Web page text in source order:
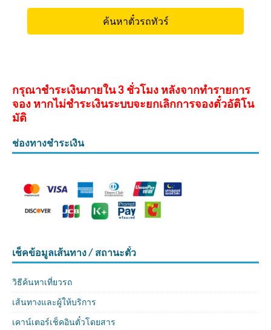
กรุณาชำระเงินภายใน 3 ชั่วโมง หลังจากทำรายการ
จอง หากไม่ชำระเงินระบบจะยกเลิกการจองตั๋วอัติโน
มัติ
ช่องทางชำระเงิน
เช็คข้อมูลเส้นทาง / สถานะตั๋ว
วิธีค้นหาเที่ยวรถ
เส้นทางและผู้ให้บริการ
เคาน์เตอร์เช็คอินตั๋วโดยสาร